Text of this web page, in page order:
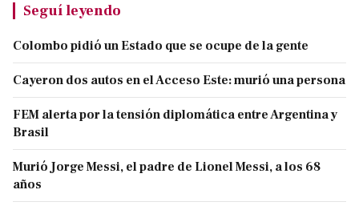
Seguí leyendo
Colombo pidió un Estado que se ocupe de la gente
Cayeron dos autos en el Acceso Este: murió una persona
FEM alerta por la tensión diplomática entre Argentina y
Brasil
Murió Jorge Messi, el padre de Lionel Messi, a los 68
años